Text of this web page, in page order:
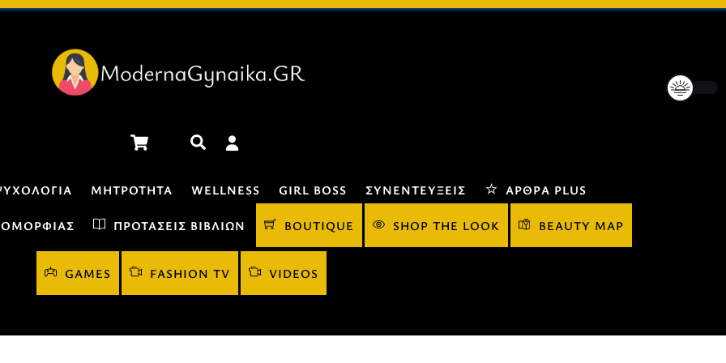
Cart Αναζήτηση
ΜΗΤΡΌΤΗΤΑ WELLNESS GIRL BOSS ΣΥΝΕΝΤΕΎΞΕΙΣ ΆΡΘΡΑ PLUS
ΟΜΟΡΦΙΆΣ ΠΡΟΤΆΣΕΙΣ ΒΙΒΛΊΩΝ BOUTIQUE SHOP THE LOOK BEAUTY MAP
GAMES FASHION TV VIDEOS